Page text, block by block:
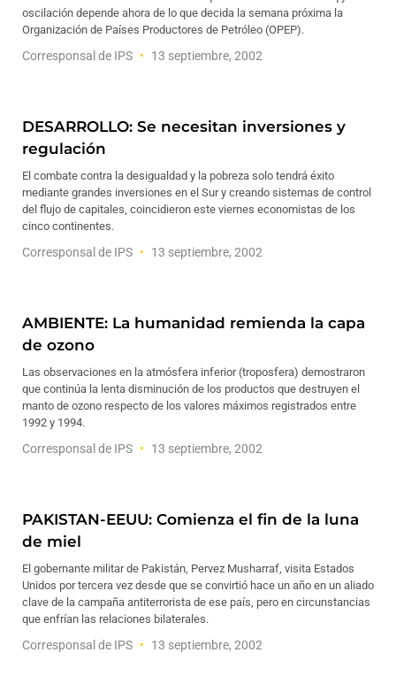
oscilación depende ahora de lo que decida la semana próxima la
Organización de Países Productores de Petróleo (OPEP).
Corresponsal de IPS 13 septiembre, 2002
DESARROLLO: Se necesitan inversiones y
regulación
El combate contra la desigualdad y la pobreza solo tendrá éxito
mediante grandes inversiones en el Sur y creando sistemas de control
del flujo de capitales, coincidieron este viernes economistas de los
cinco continentes.
Corresponsal de IPS 13 septiembre, 2002
AMBIENTE: La humanidad remienda la capa
de ozono
Las observaciones en la atmósfera inferior (troposfera) demostraron
que continúa la lenta disminución de los productos que destruyen el
manto de ozono respecto de los valores máximos registrados entre
1992 y 1994.
Corresponsal de IPS 13 septiembre, 2002
PAKISTAN-EEUU: Comienza el fin de la luna
de miel
El gobernante militar de Pakistán, Pervez Musharraf, visita Estados
Unidos por tercera vez desde que se convirtió hace un año en un aliado
clave de la campaña antiterrorista de ese país, pero en circunstancias
que enfrían las relaciones bilaterales.
Corresponsal de IPS 13 septiembre, 2002